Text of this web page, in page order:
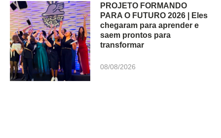
PROJETO FORMANDO
PARA O FUTURO 2026 | Eles
chegaram para aprender e
saem prontos para
transformar
08/08/2026